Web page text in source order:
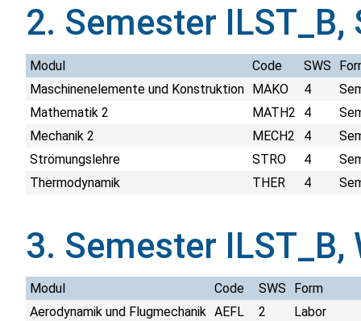
2. Semester ILST_B,
Modul Code SWS
Maschinenelemente und Konstruktion MAKO 4
Mathematik 2
MATH2 4
Mechanik 2
MECH2 4
Strömungslehre
STRO 4
Thermodynamik
THER 4
3. Semester
Modul Code SWS
Form
Aerodynamik und Flugmechanik AEFL 2
Labor